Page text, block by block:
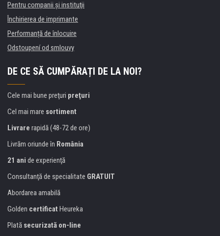
Pentru companii și instituţii
Închirierea de imprimante
Performanță de înlocuire
Odstoupení od smlouvy
DE CE SĂ CUMPĂRAȚI DE LA NOI?
Cele mai bune preţuri preţuri
Cel mai mare sortiment
Livrare rapidă (48-72 de ore)
Livrăm oriunde în România
21 ani de experienţă
Consultanţă de specialitate GRATUIT
Abordarea amabilă
Golden certificat Heureka
Plată securizată on-line